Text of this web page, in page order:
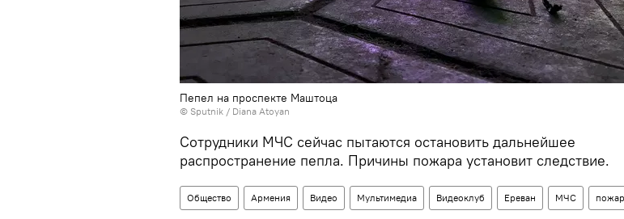
Пепел на проспекте Маштоца
© Sputnik / Diana Atoyan
Сотрудники МЧС сейчас пытаются остановить дальнейшее
распространение пепла. Причины пожара установит следствие.
Общество Армения Видео Мультимедиа Видеоклуб Ереван МЧС пожар